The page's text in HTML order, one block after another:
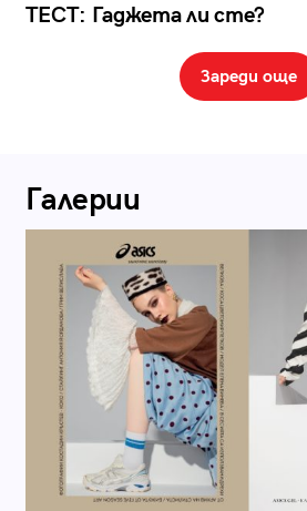
ТЕСТ: Гаджета ли сте?
Зареди още
Галерии